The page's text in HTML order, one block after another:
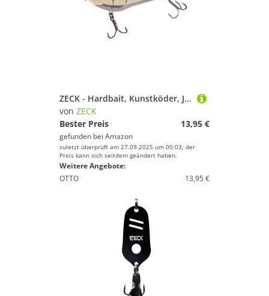
ZECK - Hardbait, Kunstköder, Jerkbait - Rogue Glider 8 cm | 1 m S - Perch
von ZECK
Bester Preis
13,95 €
gefunden bei Amazon
zuletzt überprüft am 27.09.2025 um 00:03; der
Preis kann sich seitdem geändert haben.
Weitere Angebote:
OTTO
13,95 €